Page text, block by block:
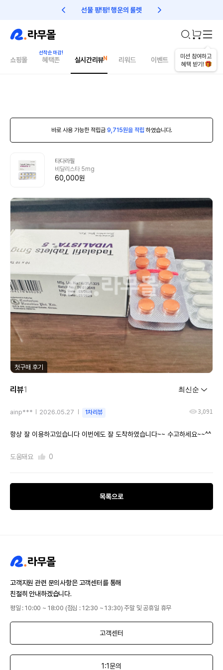
선물 팡!팡! 행운의 룰렛 친구초대 1만원 리워드!
미션 참여하고
혜택 받기!
쇼핑몰 혜택존 실시간리뷰 리워드 이벤트 건강매거진
바로 사용 가능한 적립금 9,715원을 적립 하였습니다.
타다라필
비달리스타 5mg
60,000원
첫구매 후기
리뷰1
ainp*** 2026.05.27 1차리뷰 3,091
항상 잘 이용하고있습니다 이번에도 잘 도착하였습니다~~ 수고하세요~~^^
도움돼요 0
목록으로
고객지원 관련 문의사항은 고객센터를 통해
친절히 안내하겠습니다.
평일 : 10:00 ~ 18:00 (점심 : 12:30 ~ 13:30) 주말 및 공휴일 휴무
고객센터
1:1문의